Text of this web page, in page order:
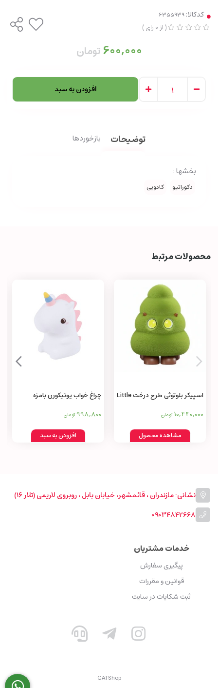
کدکالا:
(از0 رای)
600,000تومان
افزودن به سبد
توضیحات بازخوردها
بخشها :
دکوراتیو کادویی
محصولات مرتبط
اسپیکر بلوتوثی طرح درخت Little
bluetooth small
10,440,000 تومان
مشاهده محصول
چراغ خواب یونیکورن بامزه
998,800تومان
افزودن به سبد
نشانی: مازندران ، قائمشهر، خیابان بابل ، روبروی لاریمی (تلار ۱۶)
09034842668
خدمات مشتریان
پیگیری سفارش
قوانین و مقررات
ثبت شکایات در سایت
GATShop